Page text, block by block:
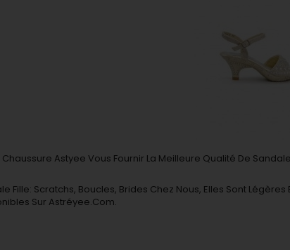
AstYee Vous Fournir La Meilleure Qualité De
Fille: Scratchs, Boucles, Brides Chez Nous, Elles Sont
Sur Astréyee.com.